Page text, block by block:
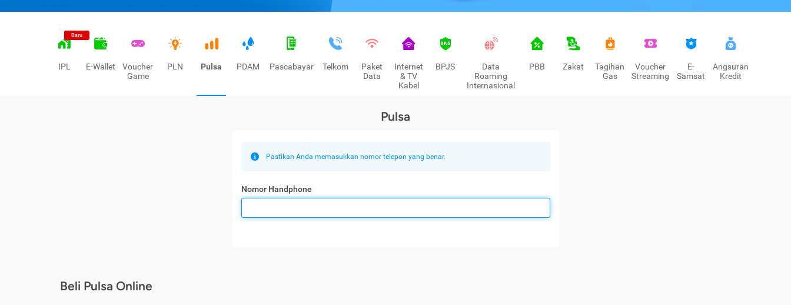
Baru
IPL E-Wallet
Voucher
Game
PLN Pulsa PDAM Pascabayar Telkom
Paket
Data
Internet
& TV
Kabel
BPJS
Data
Roaming
Internasional
PBB Zakat
Tagihan
Gas
Voucher
Streaming
E-
Samsat
Angsuran
Kredit
Pulsa
Pastikan Anda memasukkan nomor telepon yang benar.
Nomor Handphone
Beli Pulsa Online